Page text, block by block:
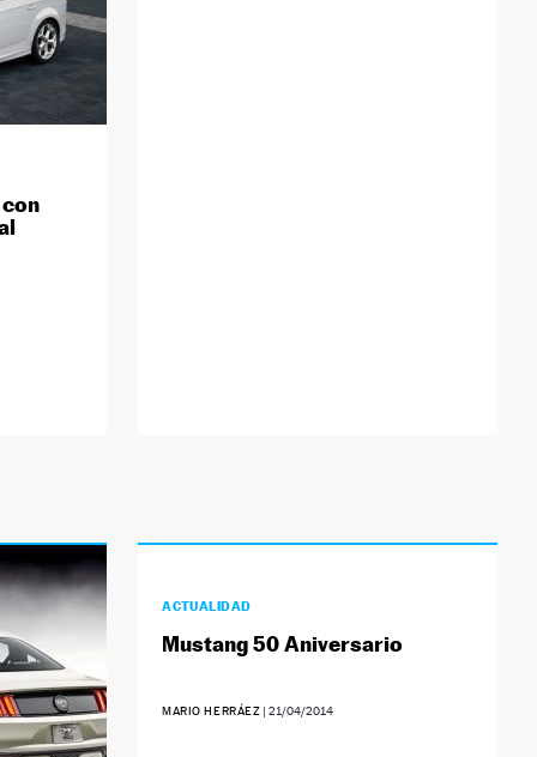
ACTUALIDAD
Mustang 50 Aniversario
MARIO HERRÁEZ |21/04/2014